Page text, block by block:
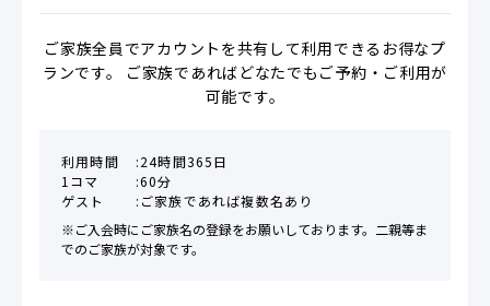
ご家族全員でアカウントを共有して利用できるお得なプ
ランです。 ご家族であればどなたでもご予約・ご利用が
可能です。
利用時間
24時間365日
1コマ
60分
ゲスト
ご家族であれば複数名あり
※ご入会時にご家族名の登録をお願いしております。二親等ま
でのご家族が対象です。